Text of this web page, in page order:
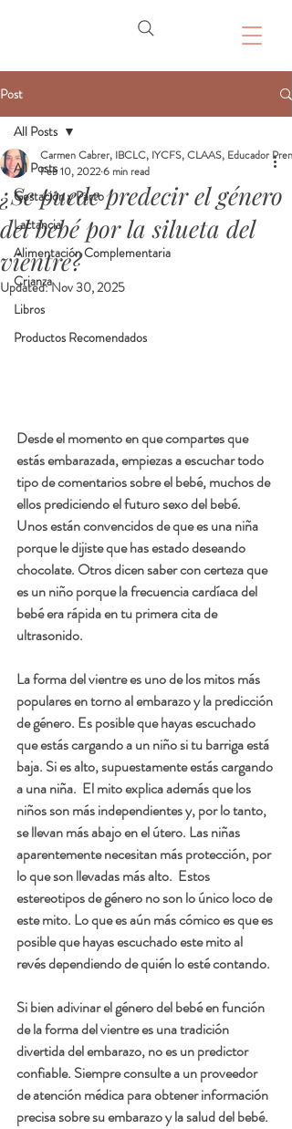
Post
All Posts
Gestación y Parto
Lactancia
Alimentación Complementaria
Crianza
Libros
Productos Recomendados
All Posts
¿Se puede predecir el género
del bebé por la silueta del
vientre?
Carmen Cabrer, IBCLC, IYCFS, CLAAS, Educador
Feb 10, 20226 min read
Updated:Nov 30, 2025
Desde el momento en que compartes que
estás embarazada, empiezas a escuchar todo
tipo de comentarios sobre el bebé, muchos de
ellos prediciendo el futuro sexo del bebé.
Unos están convencidos de que es una niña
porque le dijiste que has estado deseando
chocolate. Otros dicen saber con certeza que
es un niño porque la frecuencia cardíaca del
bebé era rápida en tu primera cita de
ultrasonido.
La forma del vientre es uno de los mitos más
populares en torno al embarazo y la predicción
de género. Es posible que hayas escuchado
que estás cargando a un niño si tu barriga está
baja. Si es alto, supuestamente estás cargando
a una niña.  El mito explica además que los
niños son más independientes y, por lo tanto,
se llevan más abajo en el útero. Las niñas
aparentemente necesitan más protección, por
lo que son llevadas más alto.  Estos
estereotipos de género no son lo único loco de
este mito. Lo que es aún más cómico es que es
posible que hayas escuchado este mito al
revés dependiendo de quién lo esté contando.
Si bien adivinar el género del bebé en función
de la forma del vientre es una tradición
divertida del embarazo, no es un predictor
confiable. Siempre consulte a un proveedor
de atención médica para obtener información
precisa sobre su embarazo y la salud del bebé.